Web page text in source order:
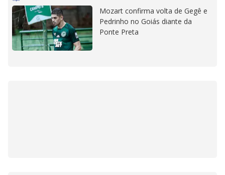
Mozart confirma volta de Gegê e
Pedrinho no Goiás diante da
Ponte Preta